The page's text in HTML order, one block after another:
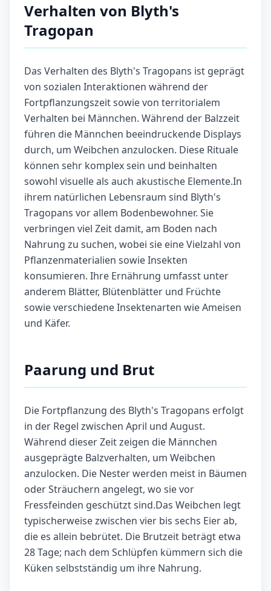
Verhalten von Blyth's
Tragopan
Das Verhalten des Blyth's Tragopans ist geprägt
von sozialen Interaktionen während der
Fortpflanzungszeit sowie von territorialem
Verhalten bei Männchen. Während der Balzzeit
führen die Männchen beeindruckende Displays
durch, um Weibchen anzulocken. Diese Rituale
können sehr komplex sein und beinhalten
sowohl visuelle als auch akustische Elemente.In
ihrem natürlichen Lebensraum sind Blyth's
Tragopans vor allem Bodenbewohner. Sie
verbringen viel Zeit damit, am Boden nach
Nahrung zu suchen, wobei sie eine Vielzahl von
Pflanzenmaterialien sowie Insekten
konsumieren. Ihre Ernährung umfasst unter
anderem Blätter, Blütenblätter und Früchte
sowie verschiedene Insektenarten wie Ameisen
und Käfer.
Paarung und Brut
Die Fortpflanzung des Blyth's Tragopans erfolgt
in der Regel zwischen April und August.
Während dieser Zeit zeigen die Männchen
ausgeprägte Balzverhalten, um Weibchen
anzulocken. Die Nester werden meist in Bäumen
oder Sträuchern angelegt, wo sie vor
Fressfeinden geschützt sind.Das Weibchen legt
typischerweise zwischen vier bis sechs Eier ab,
die es allein bebrütet. Die Brutzeit beträgt etwa
28 Tage; nach dem Schlüpfen kümmern sich die
Küken selbstständig um ihre Nahrung.